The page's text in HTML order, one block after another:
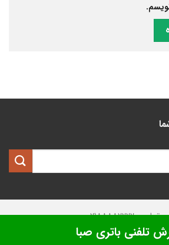
02188882222
وبسایت متعلق بهکیان باتری
تلفنی باتری صبا